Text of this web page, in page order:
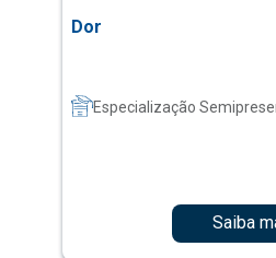
Dor
Especialização
Saiba